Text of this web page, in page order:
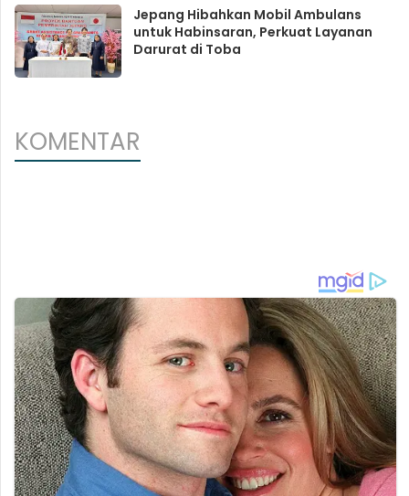
Jepang Hibahkan Mobil Ambulans
untuk Habinsaran, Perkuat Layanan
Darurat di Toba
KOMENTAR